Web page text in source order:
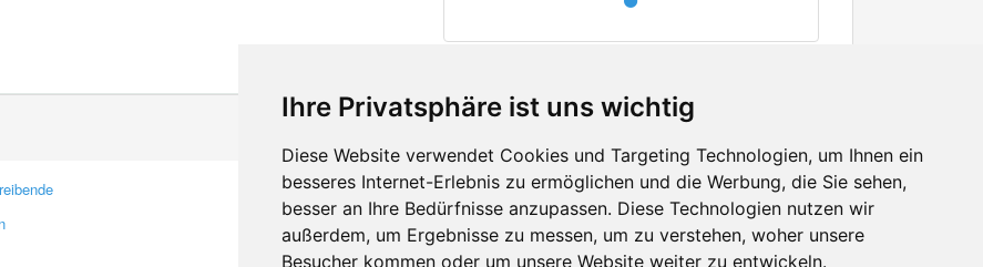
Ihre Privatsphäre ist uns wichtig
Diese Website verwendet Cookies und Targeting Technologien, um Ihnen ein
besseres Internet-Erlebnis zu ermöglichen und die Werbung, die Sie sehen,
besser an Ihre Bedürfnisse anzupassen. Diese Technologien nutzen wir
außerdem, um Ergebnisse zu messen, um zu verstehen, woher unsere
Besucher kommen oder um unsere Website weiter zu entwickeln.
Kontakt
Feedback
Fehler melden
Facebook
Twitter
YouTube